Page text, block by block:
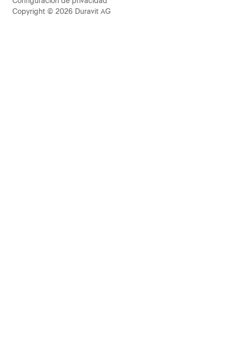
Copyright © 2026 Duravit AG